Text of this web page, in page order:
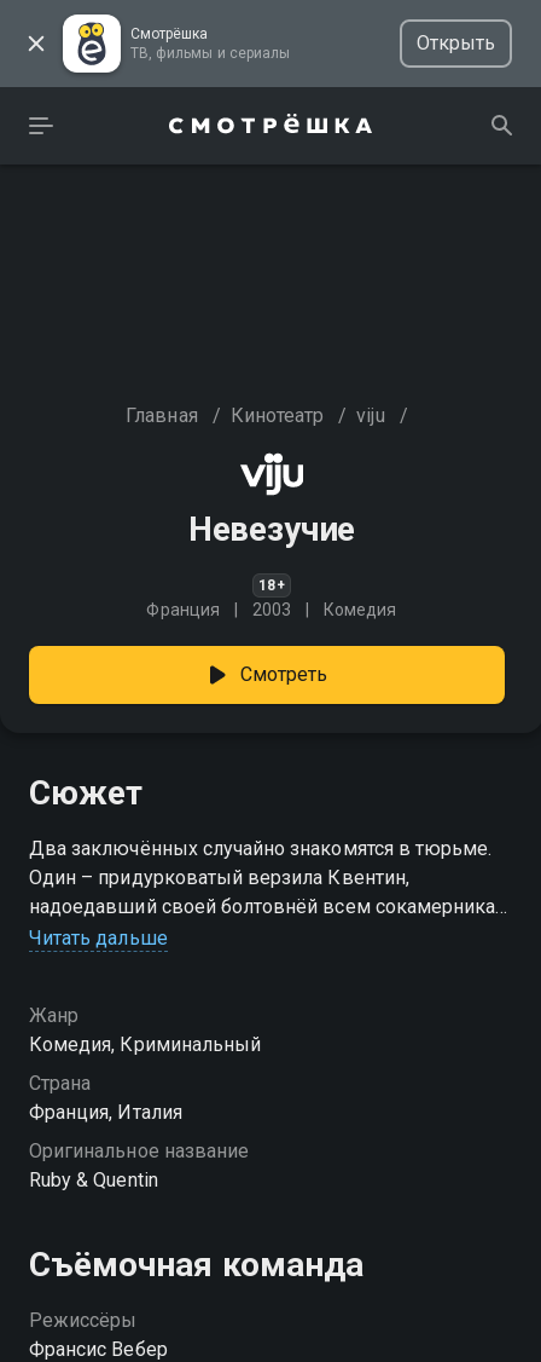
Смотрёшка
ТВ, фильмы и сериалы
Открыть
Главная / Кинотеатр / viju /
Невезучие
18+
Франция 2003 Комедия
Смотреть
Сюжет
Два заключённых случайно знакомятся в тюрьме.
Один – придурковатый верзила Квентин,
надоедавший своей болтовнёй всем сокамерникам,
другой – молчаливый грабитель Руби, спрятавший
возлюбленную. Придурок Квентин нашёл в Руби
своего настоящего друга и мечтает открыть вместе
с ним бистро – таких разных компаньонов ещё
поискать надо!
Читать дальше
Жанр
Комедия, Криминальный
Страна
Франция, Италия
Оригинальное название
Ruby & Quentin
Съёмочная команда
Режиссёры
Франсис Вебер